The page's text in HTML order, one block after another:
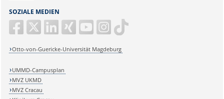
SOZIALE MEDIEN
Otto-von-Guericke-Universität Magdeburg
UMMD-Campusplan
MVZ UKMD
MVZ Cracau